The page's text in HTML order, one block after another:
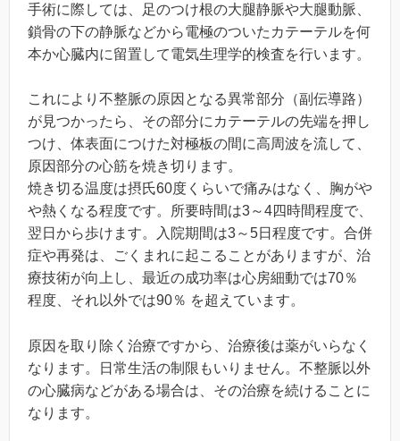
手術に際しては、足のつけ根の大腿静脈や大腿動脈、
鎖骨の下の静脈などから電極のついたカテーテルを何
本か心臓内に留置して電気生理学的検査を行います。
これにより不整脈の原因となる異常部分（副伝導路）
が見つかったら、その部分にカテーテルの先端を押し
つけ、体表面につけた対極板の間に高周波を流して、
原因部分の心筋を焼き切ります。
焼き切る温度は摂氏60度くらいで痛みはなく、胸がや
や熱くなる程度です。所要時間は3～4四時間程度で、
翌日から歩けます。入院期間は3～5日程度です。合併
症や再発は、ごくまれに起こることがありますが、治
療技術が向上し、最近の成功率は心房細動では70％
程度、それ以外では90％ を超えています。
原因を取り除く治療ですから、治療後は薬がいらなく
なります。日常生活の制限もいりません。不整脈以外
の心臓病などがある場合は、その治療を続けることに
なります。